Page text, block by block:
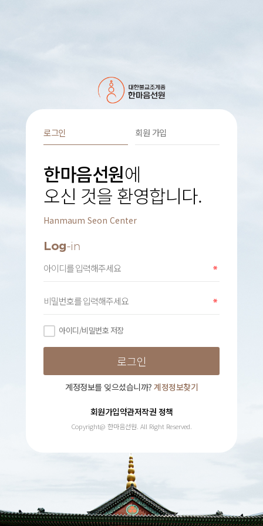
로그인 회원 가입
한마음선원에
오신 것을 환영합니다.
Hanmaum Seon Center
Log-in
아이디/비밀번호 저장
계정정보를 잊으셨습니까? 계정정보찾기
회원가입약관저작권 정책
Copyright@ 한마음선원. All Right Reserved.